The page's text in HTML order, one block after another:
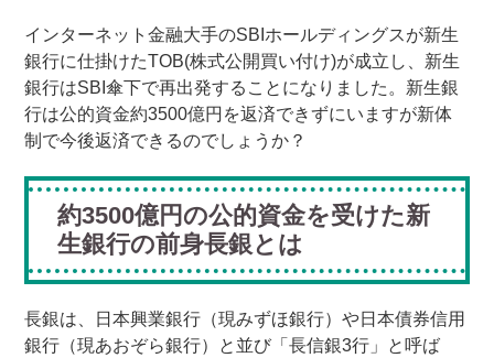
インターネット金融大手のSBIホールディングスが新生
銀行に仕掛けたTOB(株式公開買い付け)が成立し、新生
銀行はSBI傘下で再出発することになりました。新生銀
行は公的資金約3500億円を返済できずにいますが新体
制で今後返済できるのでしょうか？
約3500億円の公的資金を受けた新
生銀行の前身長銀とは
長銀は、日本興業銀行（現みずほ銀行）や日本債券信用
銀行（現あおぞら銀行）と並び「長信銀3行」と呼ば